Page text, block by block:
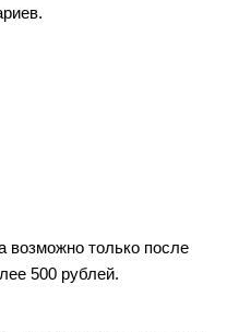
возможно только после
500 рублей.